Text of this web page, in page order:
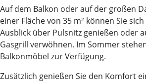
Auf dem Balkon oder auf der großen
einer Fläche von 35 m² können Sie
Ausblick über Pulsnitz genießen oder
Gasgrill verwöhnen. Im Sommer
Balkonmöbel zur Verfügung.
Zusätzlich genießen Sie den Komfort